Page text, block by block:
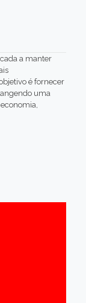
a manter
é fornecer
uma